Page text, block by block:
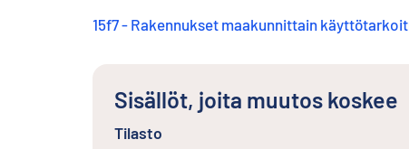
15f7 - Rakennukset maakunnittain
Sisällöt, joita muutos koskee
Tilasto